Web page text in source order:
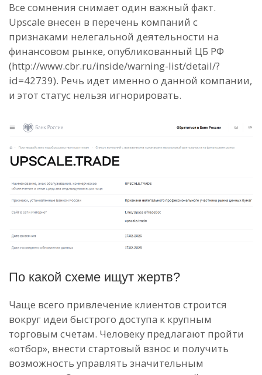
Все сомнения снимает один важный факт.
Upscale внесен в перечень компаний с
признаками нелегальной деятельности на
финансовом рынке, опубликованный ЦБ РФ
(http://www.cbr.ru/inside/warning-list/detail/?
id=42739). Речь идет именно о данной компании,
и этот статус нельзя игнорировать.
По какой схеме ищут жертв?
Чаще всего привлечение клиентов строится
вокруг идеи быстрого доступа к крупным
торговым счетам. Человеку предлагают пройти
«отбор», внести стартовый взнос и получить
возможность управлять значительным